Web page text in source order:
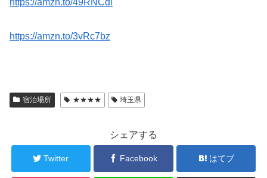
https://amzn.to/49RNCdl
https://amzn.to/3vRc7bz
宿泊場所 ★★★★ 埼玉県
シェアする
Twitter Facebook はてブ